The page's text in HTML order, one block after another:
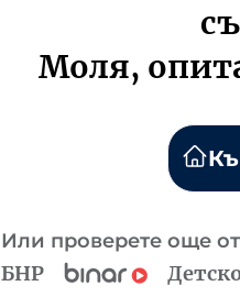
Моля,
Или проверете още
БНР